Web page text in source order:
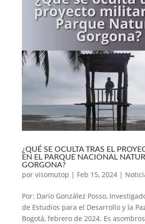
¿QUÉ SE OCULTA TRAS EL
EN EL PARQUE NACIONAL
GORGONA?
por visomutop | Feb 15, 2024|
Por: Darío González Posso,
de Estudios para el Desarrollo y la
Bogotá, febrero de 2024. Es